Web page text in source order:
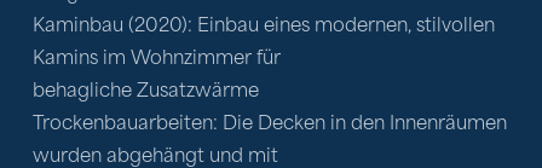
Kaminbau (2020): Einbau eines modernen, stilvollen
Kamins im Wohnzimmer für
behagliche Zusatzwärme
Trockenbauarbeiten: Die Decken in den Innenräumen
wurden abgehängt und mit